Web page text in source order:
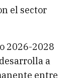
el sector
2026-2028
a
entre